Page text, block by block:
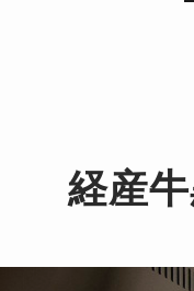
経産